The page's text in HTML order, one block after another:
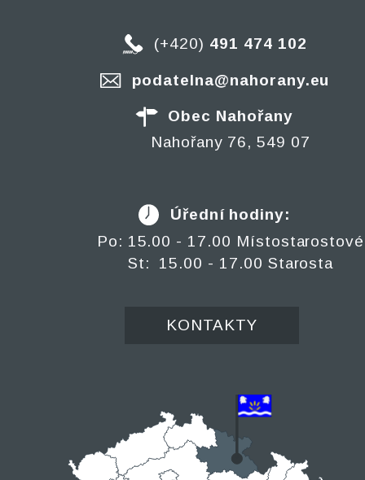
(+420) 491 474 102
podatelna@nahorany.eu
Obec Nahořany
Nahořany 76, 549 07
Úřední hodiny:
Po: 15.00 - 17.00 Místostarostové
St: 15.00 - 17.00 Starosta
KONTAKTY